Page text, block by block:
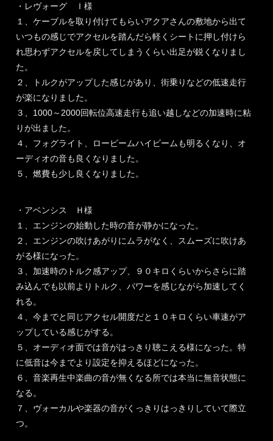
・レヴォーグ Ｉ様
１、ケーブルを取り付けてもらいアクアさんの敷地から出て
いつもの感じでアクセルを踏んだら軽くシートに押し付けら
れ思わずアクセルを戻してしまうくらい出足が鋭くなりまし
た。
２、トルクがアップした感じがあり、街乗りなどの低速走行
が楽になりました。
３、1000～2000回転位高速走行も追い越しなどの加速時に粘
りが出ました。
４、フォグライト、ロービームハイビームも明るくなり、オ
ーディオの音も良くなりました。
５、燃費も少し良くなりました。
・アベンシス Ｈ様
１、エンジンの始動した時の音が静かになった。
２、エンジンの吹けあがりにムラがなく、スムーズに吹けあ
がる様になった。
３、加速時のトルク感アップ、９０キロくらいからさらに踏
み込んでも以前よりトルク、パワーを感じながら加速してく
れる。
４、今までと同じアクセル開度だと１０キロくらい車速がア
ップしている感じがする。
５、オーディオ面では音がはっきり聴こえる様になった。特
に低音は今までより設定を抑えるほどになった。
６、音楽再生中楽曲の音が無くなる所では本当に無音状態に
なる。
７、ヴォーカルや楽器の音がくっきりはっきりしていて際立
つ。